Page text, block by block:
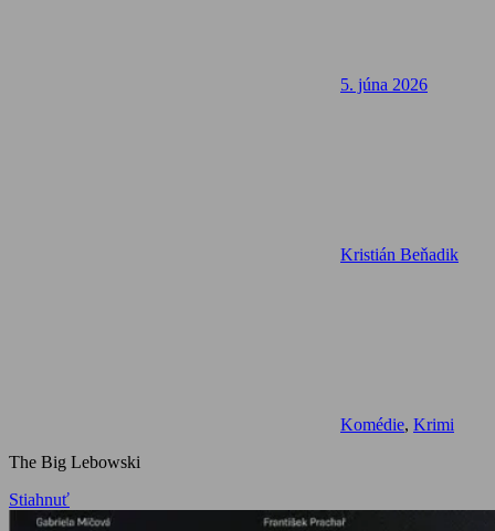
5. júna 2026
Kristián Beňadik
Komédie, Krimi
The Big Lebowski
Stiahnuť